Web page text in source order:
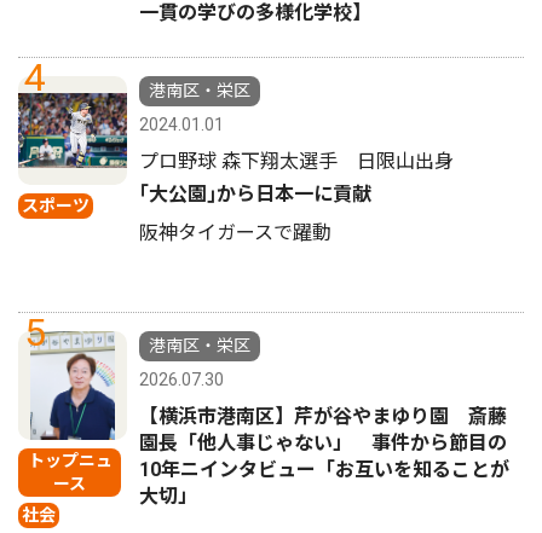
一貫の学びの多様化学校】
4
スポーツ
港南区・栄区
2024.01.01
プロ野球 森下翔太選手 日限山出身
｢大公園｣から日本一に貢献
阪神タイガースで躍動
5
トップニュ
ース
社会
港南区・栄区
2026.07.30
【横浜市港南区】芹が谷やまゆり園 斎藤
園長「他人事じゃない」 事件から節目の
10年ニインタビュー「お互いを知ることが
大切」